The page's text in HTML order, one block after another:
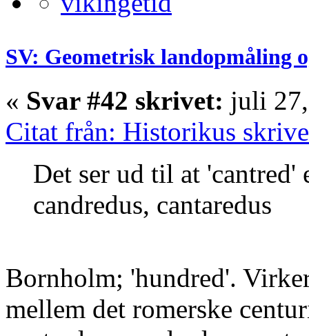
SV: Geometrisk landopmåling
« Svar #42 skrivet: juli
Citat från: Historikus
Det ser ud til at 'cantred'
candredus, cantaredus
Bornholm; 'hundred'.
mellem det romerske